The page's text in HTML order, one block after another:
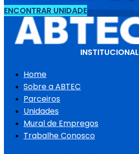
ENCONTRAR UNIDADE
INSTITUCIONAL
Home
Sobre a ABTEC
Parceiros
Unidades
Mural de Empregos
Trabalhe Conosco